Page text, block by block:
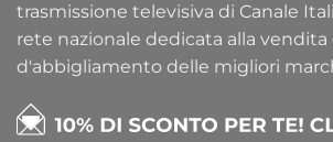
trasmissione televisiva di Canale
rete nazionale dedicata alla vendita
d'abbigliamento delle migliori